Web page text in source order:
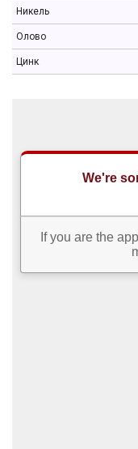
Никель
Олово
Цинк